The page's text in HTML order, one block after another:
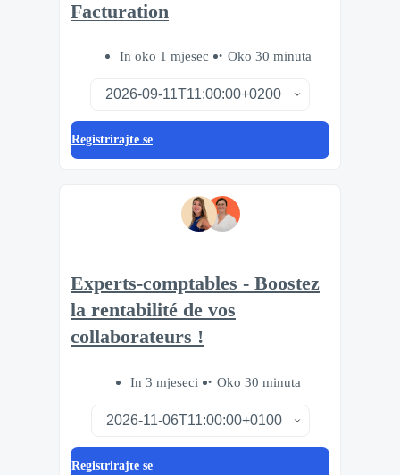
Facturation
In oko 1 mjesec Oko 30 minuta
Registrirajte se
Experts-comptables - Boostez
la rentabilité de vos
collaborateurs !
In 3 mjeseci Oko 30 minuta
Registrirajte se